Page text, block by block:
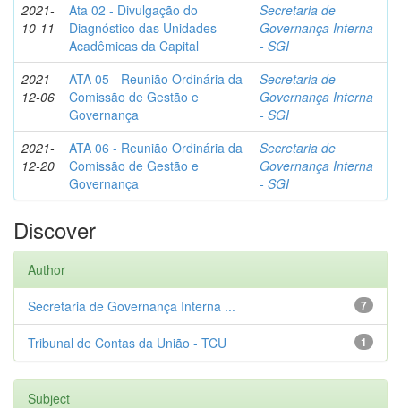
2021-
10-11
Ata 02 - Divulgação do
Diagnóstico das Unidades
Acadêmicas da Capital
Secretaria de
Governança Interna
- SGI
2021-
12-06
ATA 05 - Reunião Ordinária da
Comissão de Gestão e
Governança
Secretaria de
Governança Interna
- SGI
2021-
12-20
ATA 06 - Reunião Ordinária da
Comissão de Gestão e
Governança
Secretaria de
Governança Interna
- SGI
Discover
Author
7
Secretaria de Governança Interna ...
1
Tribunal de Contas da União - TCU
Subject